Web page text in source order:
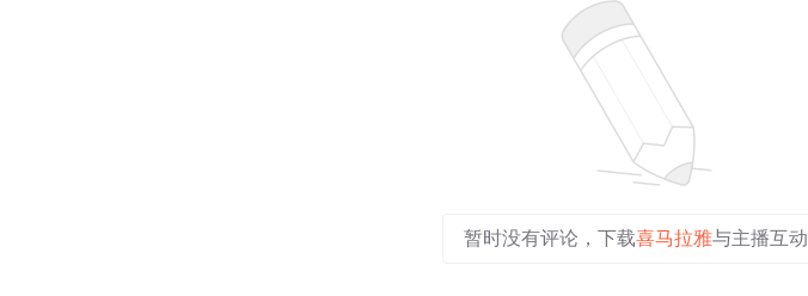
暂时没有评论，下载喜马拉雅与主播互动